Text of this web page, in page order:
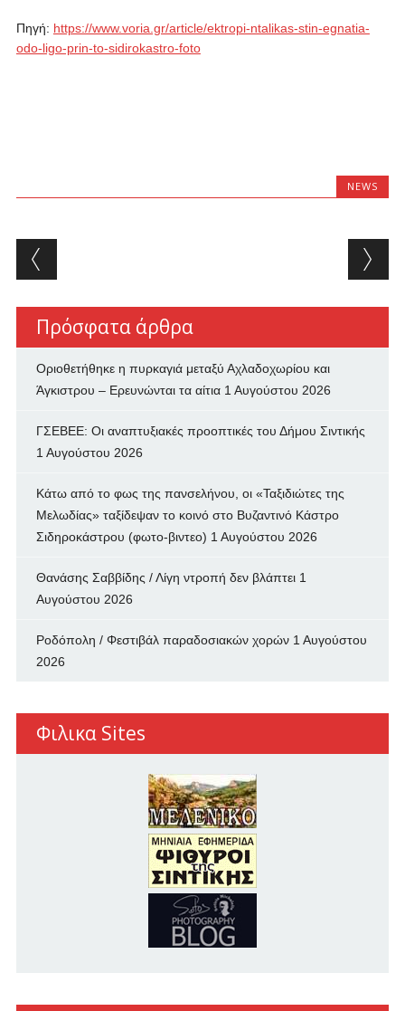
Πηγή: https://www.voria.gr/article/ektropi-ntalikas-stin-egnatia-
odo-ligo-prin-to-sidirokastro-foto
NEWS
Post navigation
Πρόσφατα άρθρα
Οριοθετήθηκε η πυρκαγιά μεταξύ Αχλαδοχωρίου και
Άγκιστρου – Ερευνώνται τα αίτια 1 Αυγούστου 2026
ΓΣΕΒΕΕ: Οι αναπτυξιακές προοπτικές του Δήμου Σιντικής
1 Αυγούστου 2026
Κάτω από το φως της πανσελήνου, οι «Ταξιδιώτες της
Μελωδίας» ταξίδεψαν το κοινό στο Βυζαντινό Κάστρο
Σιδηροκάστρου (φωτο-βιντεο) 1 Αυγούστου 2026
Θανάσης Σαββίδης / Λίγη ντροπή δεν βλάπτει 1
Αυγούστου 2026
Ροδόπολη / Φεστιβάλ παραδοσιακών χορών 1 Αυγούστου
2026
Φιλικα Sites